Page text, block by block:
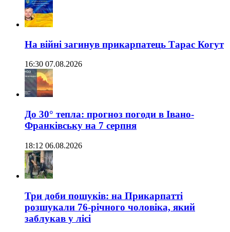
На війні загинув прикарпатець Тарас Когут
16:30 07.08.2026
До 30° тепла: прогноз погоди в Івано-
Франківську на 7 серпня
18:12 06.08.2026
Три доби пошуків: на Прикарпатті
розшукали 76-річного чоловіка, який
заблукав у лісі